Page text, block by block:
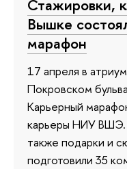
Стажировки,
Вышке
марафон
17 апреля в
Покровском
Карьерный
карьеры НИУ ВШЭ.
также подарки и
подготовили 35